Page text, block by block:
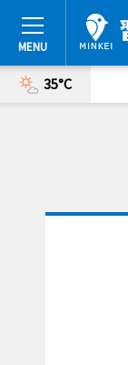
35°C